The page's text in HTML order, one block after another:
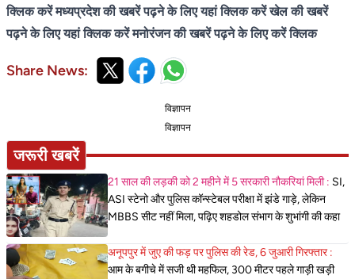
क्लिक करें मध्यप्रदेश की खबरें पढ़ने के लिए यहां क्लिक करें खेल की खबरें
पढ़ने के लिए यहां क्लिक करें मनोरंजन की खबरें पढ़ने के लिए करें क्लिक
Share News:
विज्ञापन
विज्ञापन
जरूरी खबरें
21 साल की लड़की को 2 महीने में 5 सरकारी नौकरियां मिली : SI,
ASI स्टेनो और पुलिस कॉन्स्टेबल परीक्षा में झंडे गाड़े, लेकिन
MBBS सीट नहीं मिला, पढ़िए शहडोल संभाग के शुभांगी की कहा
अनूपपुर में जुए की फड़ पर पुलिस की रेड, 6 जुआरी गिरफ्तार :
आम के बगीचे में सजी थी महफिल, 300 मीटर पहले गाड़ी खड़ी